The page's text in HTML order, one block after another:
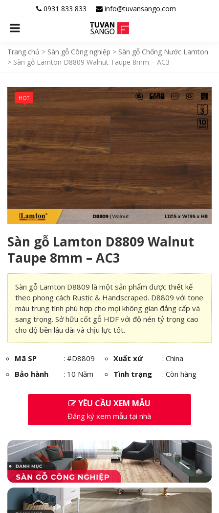
0931 833 833 info@tuvansango.com
Trang chủ > Sàn gỗ Công nghiệp > Sàn gỗ Chống Nước Lamton
> Sàn gỗ Lamton D8809 Walnut Taupe 8mm – AC3
HOT
Sàn gỗ Lamton D8809 Walnut
Taupe 8mm – AC3
Sàn gỗ Lamton D8809 là một sản phẩm được thiết kế
theo phong cách Rustic & Handscraped. D8809 với tone
màu trung tính phù hợp cho mọi không gian đẳng cấp và
sang trọng. Sở hữu cốt gỗ HDF với độ nén tỷ trọng cao
cho độ bền lâu dài và chịu lực tốt.
Mã SP : #D8809 Xuất xứ
: China
Bảo hành
: 10 Năm Tình trạng : Còn hàng
YÊU CẦU XEM MẪU
Đăng ký xem mẫu tại nhà